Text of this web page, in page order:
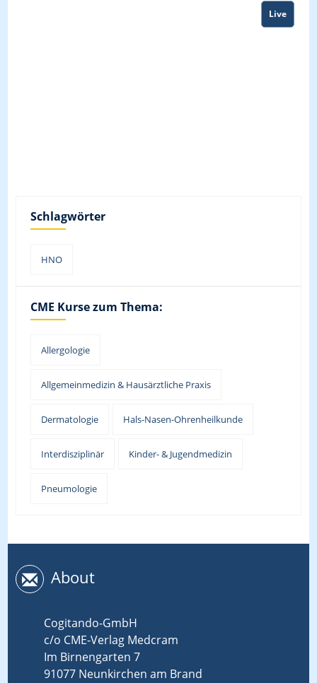
Live
Schlagwörter
HNO
CME Kurse zum Thema:
Allergologie
Allgemeinmedizin & Hausärztliche Praxis
Dermatologie Hals-Nasen-Ohrenheilkunde
Interdisziplinär Kinder- & Jugendmedizin
Pneumologie
About
Cogitando-GmbH
c/o CME-Verlag Medcram
Im Birnengarten 7
91077 Neunkirchen am Brand